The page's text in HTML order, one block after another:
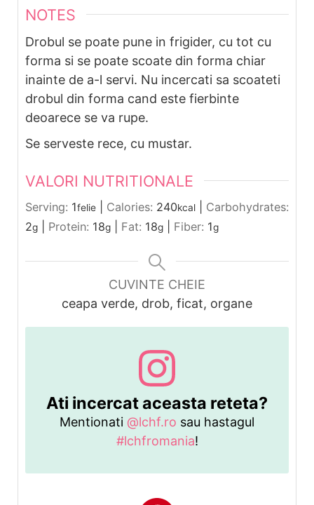
NOTES
Drobul se poate pune in frigider, cu tot cu
forma si se poate scoate din forma chiar
inainte de a-l servi. Nu incercati sa scoateti
drobul din forma cand este fierbinte
deoarece se va rupe.
Se serveste rece, cu mustar.
VALORI NUTRITIONALE
Serving: 1felie Calories: 240kcal
Carbohydrates:
2g Protein: 18g Fat: 18g Fiber: 1g
CUVINTE CHEIE
ceapa verde, drob, ficat, organe
Ati incercat aceasta reteta?
Mentionati @lchf.ro sau hastagul
#lchfromania!